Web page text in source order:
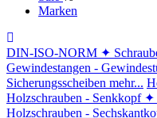
Marken
DIN-ISO-NORM ✦
Gewindestangen -
Sicherungsscheiben mehr...
Holzschrauben - Senkkopf ✦
Holzschrauben -